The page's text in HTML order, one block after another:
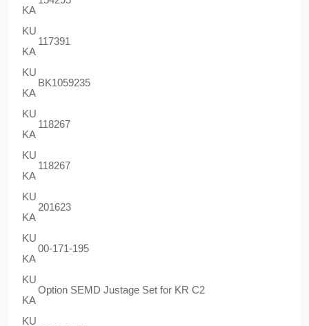
KA
KU
KA
117391
KU
KA
BK1059235
KU
KA
118267
KU
KA
118267
KU
KA
201623
KU
KA
00-171-195
KU
KA
Option SEMD Justage Set for KR C2
KU